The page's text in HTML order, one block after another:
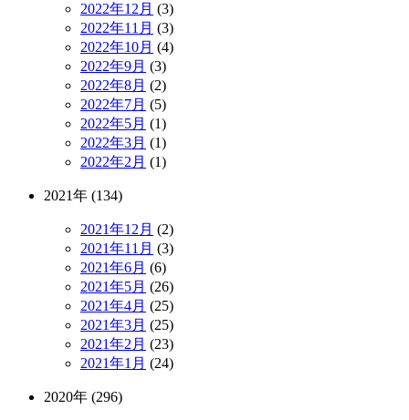
2022年12月 (3)
2022年11月 (3)
2022年10月 (4)
2022年9月 (3)
2022年8月 (2)
2022年7月 (5)
2022年5月 (1)
2022年3月 (1)
2022年2月 (1)
2021年 (134)
2021年12月 (2)
2021年11月 (3)
2021年6月 (6)
2021年5月 (26)
2021年4月 (25)
2021年3月 (25)
2021年2月 (23)
2021年1月 (24)
2020年 (296)